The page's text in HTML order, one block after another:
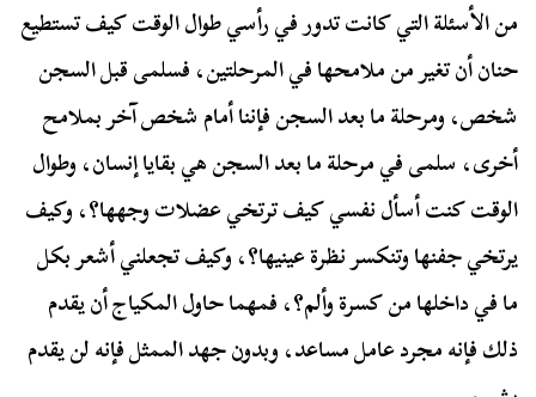
من الأسئلة التي كانت تدور في رأسي طوال الوقت كيف تستطيع
حنان أن تغير من ملامحها في المرحلتين، فسلمى قبل السجن
شخص، ومرحلة ما بعد السجن فإننا أمام شخص آخر بملامح
أخرى، سلمى في مرحلة ما بعد السجن هي بقايا إنسان، وطوال
الوقت كنت أسأل نفسي كيف ترتخي عضلات وجهها؟، وكيف
يرتخي جفنها وتنكسر نظرة عينيها؟، وكيف تجعلني أشعر بكل
ما في داخلها من كسرة وألم؟، فمهما حاول المكياج أن يقدم
ذلك فإنه مجرد عامل مساعد، وبدون جهد الممثل فإنه لن يقدم